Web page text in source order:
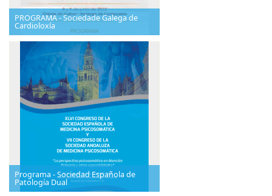
PROGRAMA - Sociedade Galega de
Cardioloxía
Programa - Sociedad Española de
Patología Dual